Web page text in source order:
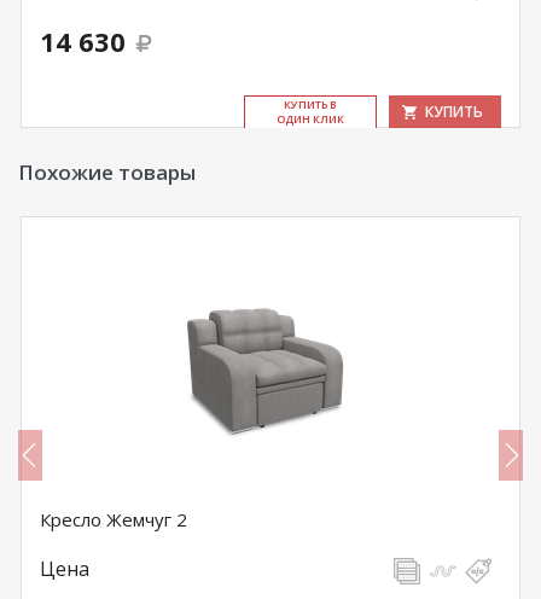
14 630
КУ­ПИТЬ В
ОДИН КЛИК
КУПИТЬ
Похожие товары
Кресло Жемчуг 2
Цена